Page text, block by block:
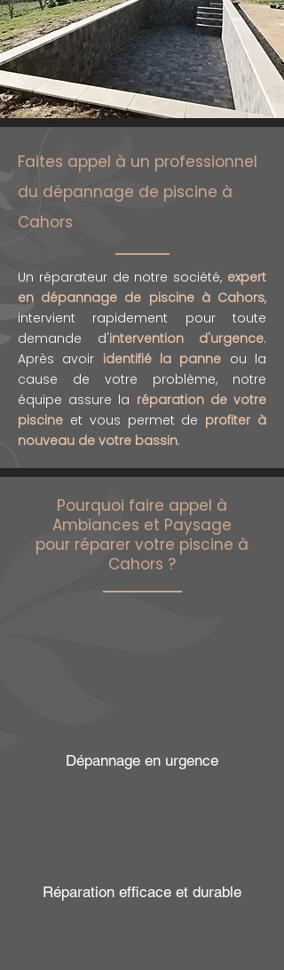
Faites appel à un professionnel
du dépannage de piscine à
Cahors
Un réparateur de notre société, expert
en dépannage de piscine à Cahors,
intervient rapidement pour toute
demande d'intervention d'urgence.
Après avoir identifié la panne ou la
cause de votre problème, notre
équipe assure la réparation de votre
piscine et vous permet de profiter à
nouveau de votre bassin.
Pourquoi faire appel à
Ambiances et Paysage
pour réparer votre piscine à
Cahors ?
Dépannage en urgence
Réparation efficace et durable